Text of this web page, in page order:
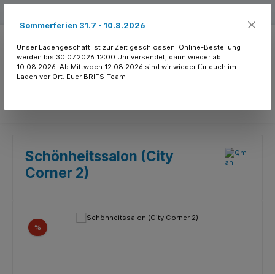
Schönheitssalon (City
Corner 2)
Bildergalerie überspringen
% Rabatt
Sommerferien 31.7 - 10.8.2026
Unser Ladengeschäft ist zur Zeit geschlossen. Online-Bestellung
werden bis 30.07.2026 12:00 Uhr versendet, dann wieder ab
10.08.2026. Ab Mittwoch 12.08.2026 sind wir wieder für euch im
Laden vor Ort. Euer BRIFS-Team